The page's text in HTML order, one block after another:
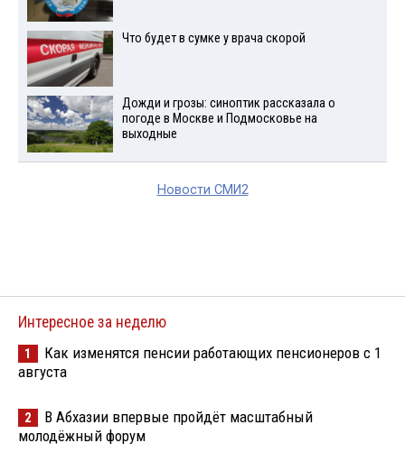
Что будет в сумке у врача скорой
Дожди и грозы: синоптик рассказала о
погоде в Москве и Подмосковье на
выходные
Новости СМИ2
Интересное за неделю
1
Как изменятся пенсии работающих пенсионеров с 1
августа
2
В Абхазии впервые пройдёт масштабный
молодёжный форум